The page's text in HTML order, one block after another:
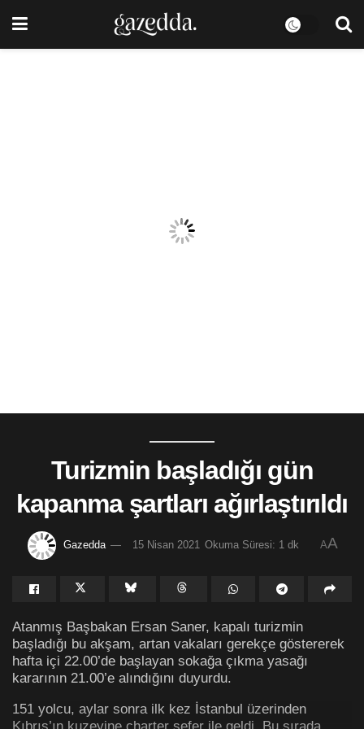
Turizmin başladığı gün
kapanma şartları ağırlaştırıldı
Gazedda 15 Nisan 2021 Okuma Süresi: 1 dk AA
Atanmış Başbakan Ersan Saner, kapalı turizmin
başladığı bu akşam, artan vakaları gerekçe göstererek
hafta içi 22.00’de başlayan sokağa çıkma yasağı
kararının 21.00’e alındığını duyurdu.
151 yolcu, aylar sonra ilk kez İstanbul üzerinden